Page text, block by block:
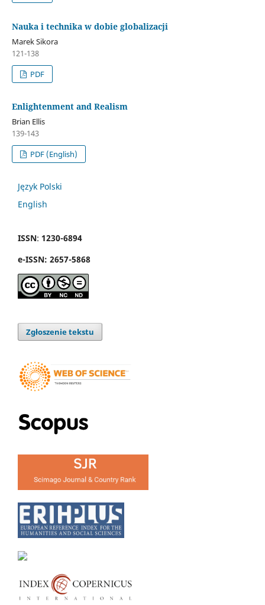
Nauka i technika w dobie globalizacji
Marek Sikora
121-138
PDF
Enlightenment and Realism
Brian Ellis
139-143
PDF (English)
Język Polski
English
ISSN: 1230-6894
e-ISSN: 2657-5868
Zgłoszenie tekstu